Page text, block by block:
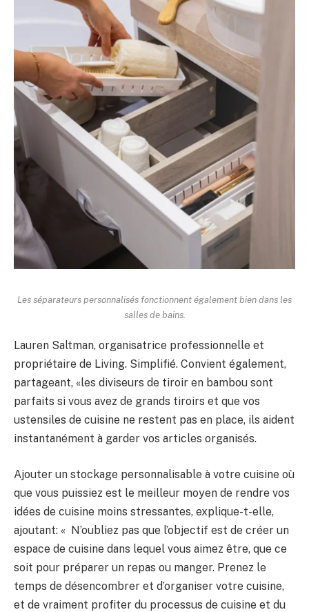
Les séparateurs personnalisés fonctionnent également bien dans les
salles de bains.
Lauren Saltman, organisatrice professionnelle et
propriétaire de Living. Simplifié. Convient également,
partageant, «les diviseurs de tiroir en bambou sont
parfaits si vous avez de grands tiroirs et que vos
ustensiles de cuisine ne restent pas en place, ils aident
instantanément à garder vos articles organisés.
Ajouter un stockage personnalisable à votre cuisine où
que vous puissiez est le meilleur moyen de rendre vos
idées de cuisine moins stressantes, explique-t-elle,
ajoutant: « N’oubliez pas que l’objectif est de créer un
espace de cuisine dans lequel vous aimez être, que ce
soit pour préparer un repas ou manger. Prenez le
temps de désencombrer et d’organiser votre cuisine,
et de vraiment profiter du processus de cuisine et du